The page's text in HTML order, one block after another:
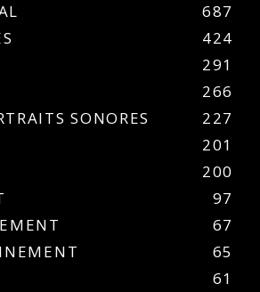
687
424
291
266
SONORES
227
201
200
97
67
65
61